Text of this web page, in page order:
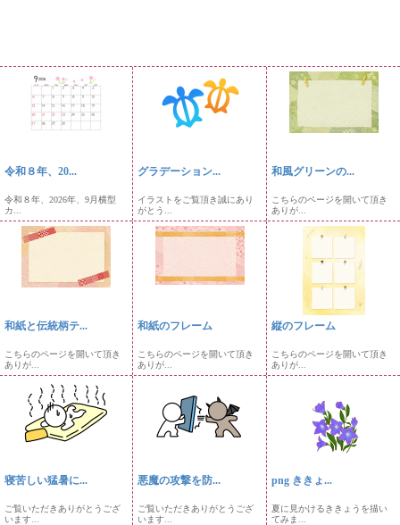
令和８年、20...
令和８年、2026年、9月横型
カ...
グラデーション...
イラストをご覧頂き誠にあり
がとう...
和風グリーンの...
こちらのページを開いて頂き
ありが...
和紙と伝統柄テ...
こちらのページを開いて頂き
ありが...
和紙のフレーム
こちらのページを開いて頂き
ありが...
縦のフレーム
こちらのページを開いて頂き
ありが...
寝苦しい猛暑に...
ご覧いただきありがとうござ
います...
悪魔の攻撃を防...
ご覧いただきありがとうござ
います...
png ききょ...
夏に見かけるききょうを描い
てみま...